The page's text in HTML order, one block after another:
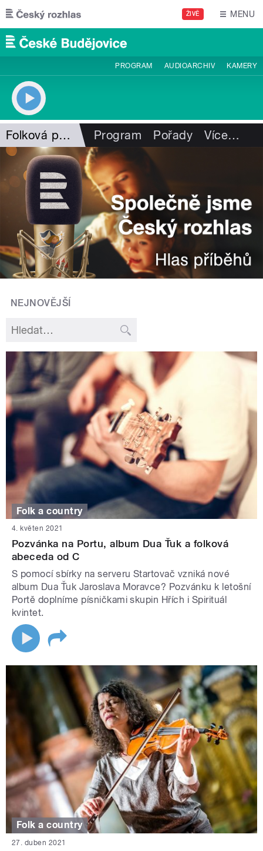
Přejít k hlavnímu obsahu
ŽIVĚ MENU
PROGRAM AUDIOARCHIV KAMERY
Folková pohlazení Program Pořady Více…
NEJNOVĚJŠÍ
Folk a country
4. květen 2021
Pozvánka na Portu, album Dua Ťuk a folková
abeceda od C
S pomocí sbírky na serveru Startovač vzniká nové
album Dua Ťuk Jaroslava Moravce? Pozvánku k letošní
Portě doplníme písničkami skupin Hřích i Spirituál
kvintet.
Folk a country
27. duben 2021